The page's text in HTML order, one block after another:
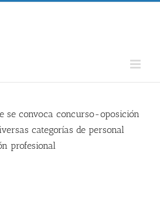
se convoca concurso-oposición
categorías de personal
profesional